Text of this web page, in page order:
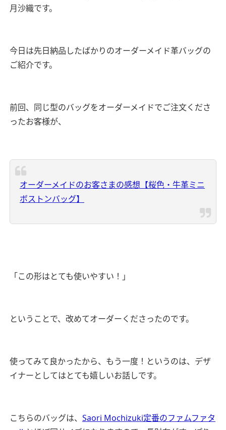
月沙織です。
今日は先日納品したばかりのオーダーメイド革バッグの
ご紹介です。
前回、同じ型のバッグをオーダーメイドでご注文くださ
ったお客様が、
オーダーメイドのお客さまの感想【桜色・牛革ミニ
ボストンバッグ】
「この形はとても使いやすい！」
ということで、改めてオーダーくださったのです。
使ってみて良かったから、もう一度！というのは、デザ
イナーとしてはとても嬉しいお話しです。
こちらのバッグは、 Saori Mochizuki定番のファムファタ